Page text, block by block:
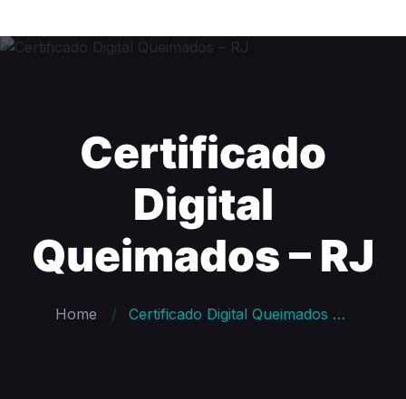
Certificado
Digital
Queimados – RJ
Home Certificado Digital Queimados – RJ